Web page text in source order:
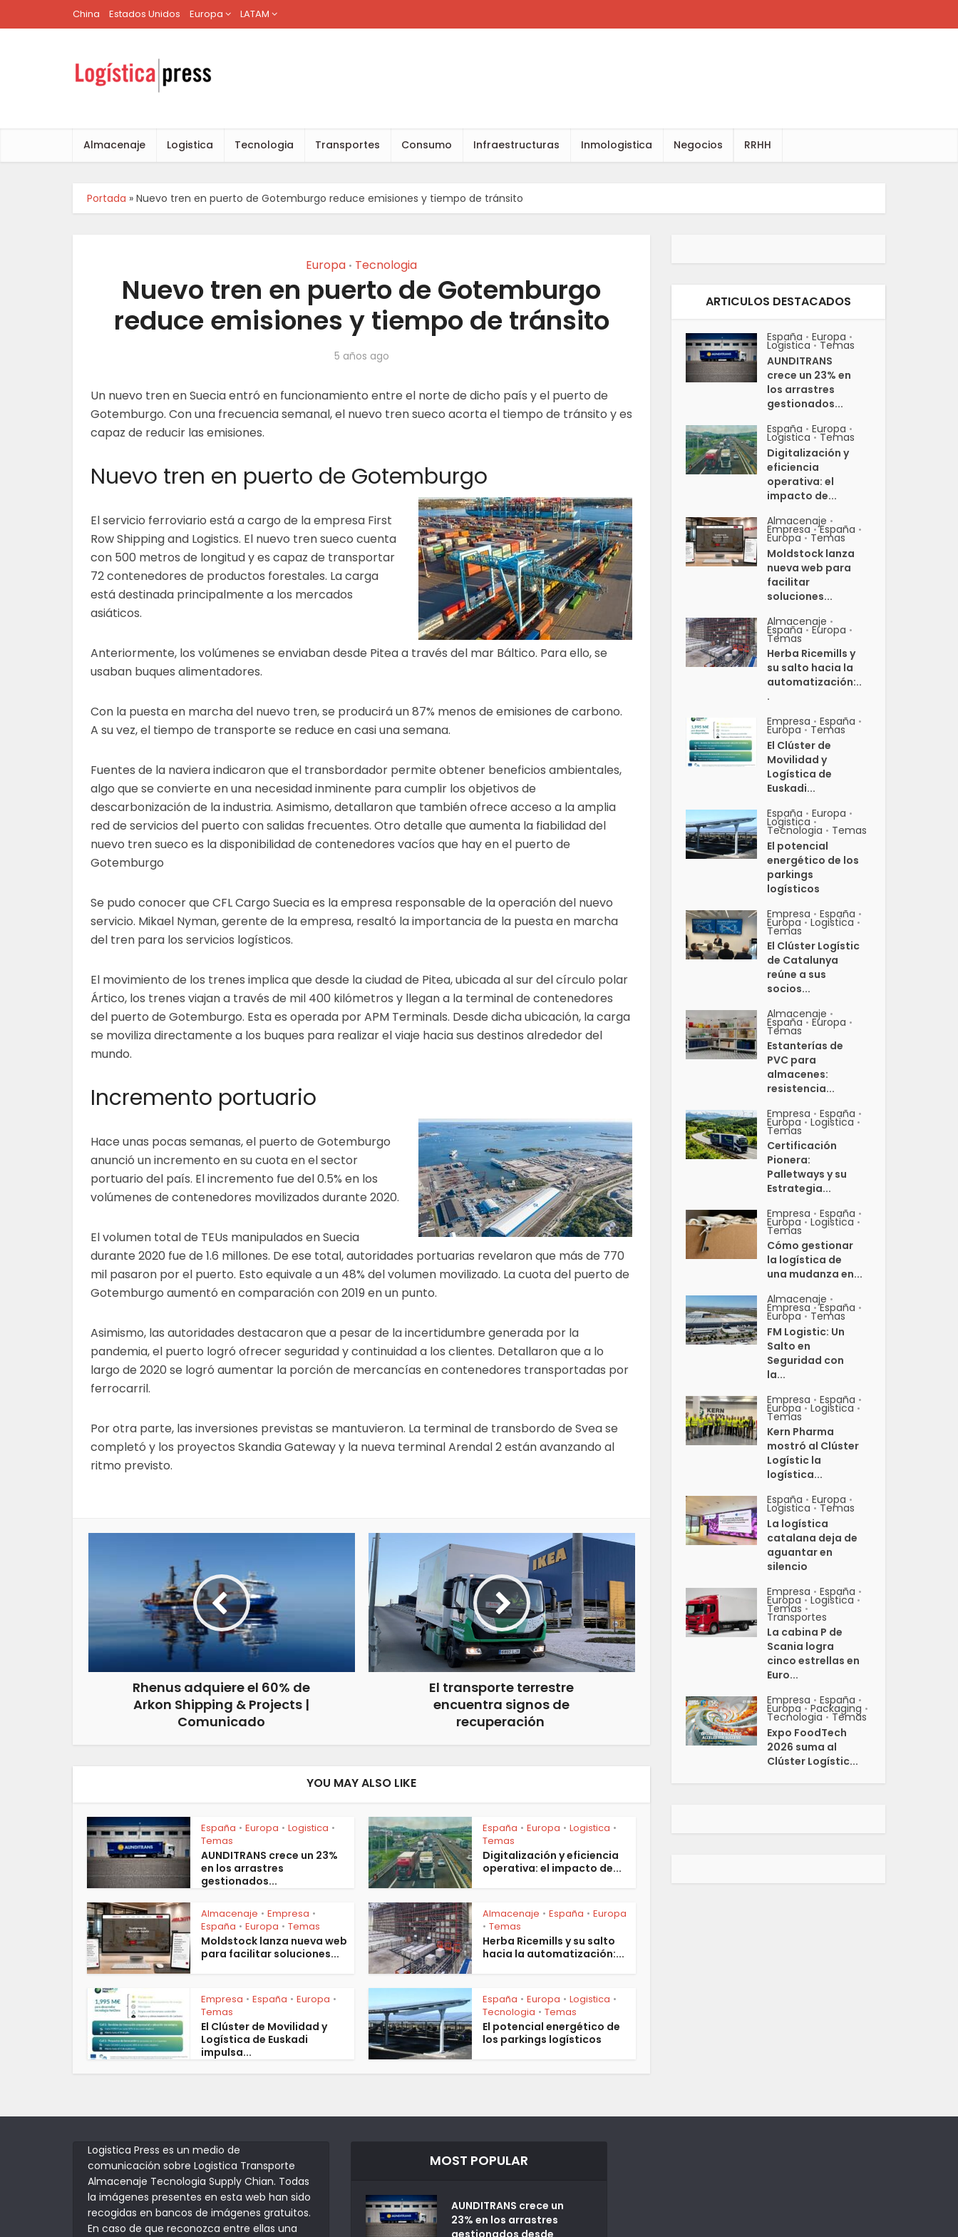
China Estados Unidos Europa LATAM
Almacenaje Logistica Tecnologia Transportes Consumo Infraestructuras Inmologistica Negocios RRHH
Portada » Nuevo tren en puerto de Gotemburgo reduce emisiones y tiempo de tránsito
Europa • Tecnologia
Nuevo tren en puerto de Gotemburgo
reduce emisiones y tiempo de tránsito
5 años ago
Un nuevo tren en Suecia entró en funcionamiento entre el norte de dicho país y el puerto de
Gotemburgo. Con una frecuencia semanal, el nuevo tren sueco acorta el tiempo de tránsito y es
capaz de reducir las emisiones.
Nuevo tren en puerto de Gotemburgo
El servicio ferroviario está a cargo de la empresa First
Row Shipping and Logistics. El nuevo tren sueco cuenta
con 500 metros de longitud y es capaz de transportar
72 contenedores de productos forestales. La carga
está destinada principalmente a los mercados
asiáticos.
Anteriormente, los volúmenes se enviaban desde Pitea a través del mar Báltico. Para ello, se
usaban buques alimentadores.
Con la puesta en marcha del nuevo tren, se producirá un 87% menos de emisiones de carbono.
A su vez, el tiempo de transporte se reduce en casi una semana.
Fuentes de la naviera indicaron que el transbordador permite obtener beneficios ambientales,
algo que se convierte en una necesidad inminente para cumplir los objetivos de
descarbonización de la industria. Asimismo, detallaron que también ofrece acceso a la amplia
red de servicios del puerto con salidas frecuentes. Otro detalle que aumenta la fiabilidad del
nuevo tren sueco es la disponibilidad de contenedores vacíos que hay en el puerto de
Gotemburgo
Se pudo conocer que CFL Cargo Suecia es la empresa responsable de la operación del nuevo
servicio. Mikael Nyman, gerente de la empresa, resaltó la importancia de la puesta en marcha
del tren para los servicios logísticos.
El movimiento de los trenes implica que desde la ciudad de Pitea, ubicada al sur del círculo polar
Ártico, los trenes viajan a través de mil 400 kilómetros y llegan a la terminal de contenedores
del puerto de Gotemburgo. Esta es operada por APM Terminals. Desde dicha ubicación, la carga
se moviliza directamente a los buques para realizar el viaje hacia sus destinos alrededor del
mundo.
Incremento portuario
Hace unas pocas semanas, el puerto de Gotemburgo
anunció un incremento en su cuota en el sector
portuario del país. El incremento fue del 0.5% en los
volúmenes de contenedores movilizados durante 2020.
El volumen total de TEUs manipulados en Suecia
durante 2020 fue de 1.6 millones. De ese total, autoridades portuarias revelaron que más de 770
mil pasaron por el puerto. Esto equivale a un 48% del volumen movilizado. La cuota del puerto de
Gotemburgo aumentó en comparación con 2019 en un punto.
Asimismo, las autoridades destacaron que a pesar de la incertidumbre generada por la
pandemia, el puerto logró ofrecer seguridad y continuidad a los clientes. Detallaron que a lo
largo de 2020 se logró aumentar la porción de mercancías en contenedores transportadas por
ferrocarril.
Por otra parte, las inversiones previstas se mantuvieron. La terminal de transbordo de Svea se
completó y los proyectos Skandia Gateway y la nueva terminal Arendal 2 están avanzando al
ritmo previsto.
Rhenus adquiere el 60% de
Arkon Shipping & Projects |
Comunicado
El transporte terrestre
encuentra signos de
recuperación
YOU MAY ALSO LIKE
España • Europa • Logistica •
Temas
AUNDITRANS crece un 23%
en los arrastres
gestionados...
España • Europa • Logistica •
Temas
Digitalización y eficiencia
operativa: el impacto de...
Almacenaje • Empresa •
España • Europa • Temas
Moldstock lanza nueva web
para facilitar soluciones...
Almacenaje • España • Europa
• Temas
Herba Ricemills y su salto
hacia la automatización:...
Empresa • España • Europa •
Temas
El Clúster de Movilidad y
Logística de Euskadi
impulsa...
España • Europa • Logistica •
Tecnologia • Temas
El potencial energético de
los parkings logísticos
ARTICULOS DESTACADOS
España • Europa •
Logistica • Temas
AUNDITRANS
crece un 23% en
los arrastres
gestionados...
España • Europa •
Logistica • Temas
Digitalización y
eficiencia
operativa: el
impacto de...
Almacenaje •
Empresa • España •
Europa • Temas
Moldstock lanza
nueva web para
facilitar
soluciones...
Almacenaje •
España • Europa •
Temas
Herba Ricemills y
su salto hacia la
automatización:..
.
Empresa • España •
Europa • Temas
El Clúster de
Movilidad y
Logística de
Euskadi...
España • Europa •
Logistica •
Tecnologia • Temas
El potencial
energético de los
parkings
logísticos
Empresa • España •
Europa • Logistica •
Temas
El Clúster Logístic
de Catalunya
reúne a sus
socios...
Almacenaje •
España • Europa •
Temas
Estanterías de
PVC para
almacenes:
resistencia...
Empresa • España •
Europa • Logistica •
Temas
Certificación
Pionera:
Palletways y su
Estrategia...
Empresa • España •
Europa • Logistica •
Temas
Cómo gestionar
la logística de
una mudanza en...
Almacenaje •
Empresa • España •
Europa • Temas
FM Logistic: Un
Salto en
Seguridad con
la...
Empresa • España •
Europa • Logistica •
Temas
Kern Pharma
mostró al Clúster
Logístic la
logística...
España • Europa •
Logistica • Temas
La logística
catalana deja de
aguantar en
silencio
Empresa • España •
Europa • Logistica •
Temas •
Transportes
La cabina P de
Scania logra
cinco estrellas en
Euro...
Empresa • España •
Europa • Packaging •
Tecnologia • Temas
Expo FoodTech
2026 suma al
Clúster Logístic...
Logistica Press es un medio de
comunicación sobre Logistica Transporte
Almacenaje Tecnologia Supply Chian. Todas
la imágenes presentes en esta web han sido
recogidas en bancos de imágenes gratuitos.
En caso de que reconozca entre ellas una
MOST POPULAR
AUNDITRANS crece un
23% en los arrastres
gestionados desde